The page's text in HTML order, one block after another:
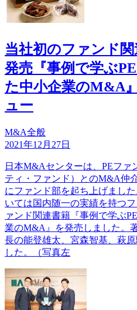
当社初のファンド関
発売『事例で学ぶ
た中小企業のM&A
ュー
M&A全般
2021年12月27日
日本M&Aセンターは、PEファ
ティ・ファンド）とのM&A仲
にファンド部を起ち上げまし
いては国内随一の実績を持つ
ァンド関連書籍『事例で学ぶ
業のM&A』を発売しました。
長の能登雄太、宮森智基、萩
した。（写真左